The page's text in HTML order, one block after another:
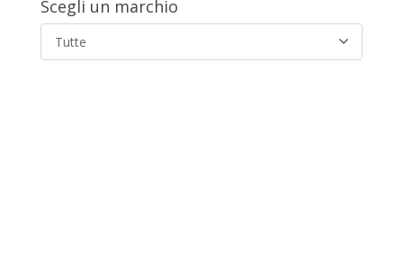
Scegli un marchio
Tutte